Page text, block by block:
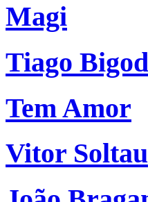
Magi
Tiago
Tem Amor
Vitor Soltau